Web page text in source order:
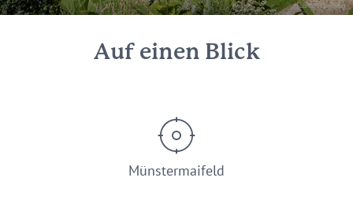
© Löffel's Landhaus
Auf einen Blick
Münstermaifeld